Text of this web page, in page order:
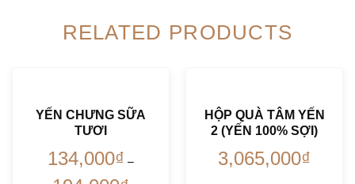
RELATED PRODUCTS
YẾN CHƯNG SỮA
TƯƠI
134,000₫ –
HỘP QUÀ TÂM YẾN
2 (YẾN 100% SỢI)
3,065,000₫